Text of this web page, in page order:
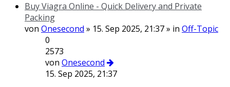
Buy Viagra Online - Quick Delivery and Private
Packing
von Onesecond » 15. Sep 2025, 21:37 » in Off-Topic
0
2573
von Onesecond
15. Sep 2025, 21:37